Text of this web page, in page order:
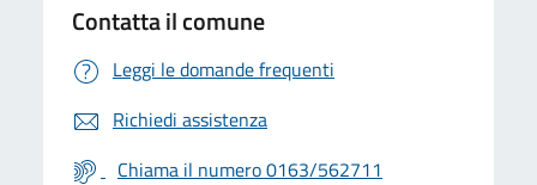
Contatta il comune
Leggi le domande frequenti
Richiedi assistenza
Chiama il numero 0163/562711